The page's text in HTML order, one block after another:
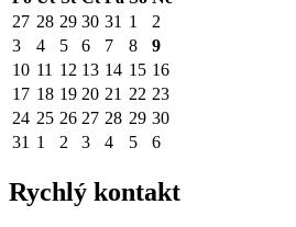
27 28 29 30 31 1
2
3
4 5 6 7 8
9
10 11 12 13 14 15 16
17 18 19 20 21 22 23
24 25 26 27 28 29 30
31 1 2 3 4 5 6
Rychlý kontakt